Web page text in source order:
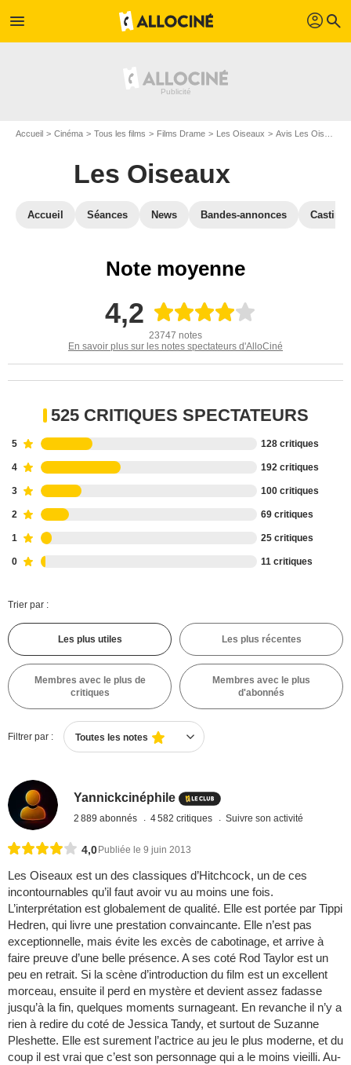
menu profil search
Accueil Cinéma Tous les films Films Drame Les Oiseaux Avis Les Oiseaux
Les Oiseaux
Accueil Séances News Bandes-annonces Casting
Note moyenne
4,2
23747 notes
En savoir plus sur les notes spectateurs d'AlloCiné
525 CRITIQUES SPECTATEURS
5 128 critiques
4 192 critiques
3 100 critiques
2 69 critiques
1 25 critiques
0 11 critiques
Trier par :
Les plus utiles Les plus récentes
Membres avec le plus de
critiques
Membres avec le plus
d'abonnés
Filtrer par : Toutes les notes
Yannickcinéphile
2 889 abonnés 4 582 critiques Suivre son activité
4,0 Publiée le 9 juin 2013
Les Oiseaux est un des classiques d’Hitchcock, un de ces
incontournables qu’il faut avoir vu au moins une fois.
L’interprétation est globalement de qualité. Elle est portée par Tippi
Hedren, qui livre une prestation convaincante. Elle n’est pas
exceptionnelle, mais évite les excès de cabotinage, et arrive à
faire preuve d’une belle présence. A ses coté Rod Taylor est un
peu en retrait. Si la scène d’introduction du film est un excellent
morceau, ensuite il perd en mystère et devient assez fadasse
jusqu’à la fin, quelques moments surnageant. En revanche il n’y a
rien à redire du coté de Jessica Tandy, et surtout de Suzanne
Pleshette. Elle est surement l’actrice au jeu le plus moderne, et du
coup il est vrai que c’est son personnage qui a le moins vieilli. Au-